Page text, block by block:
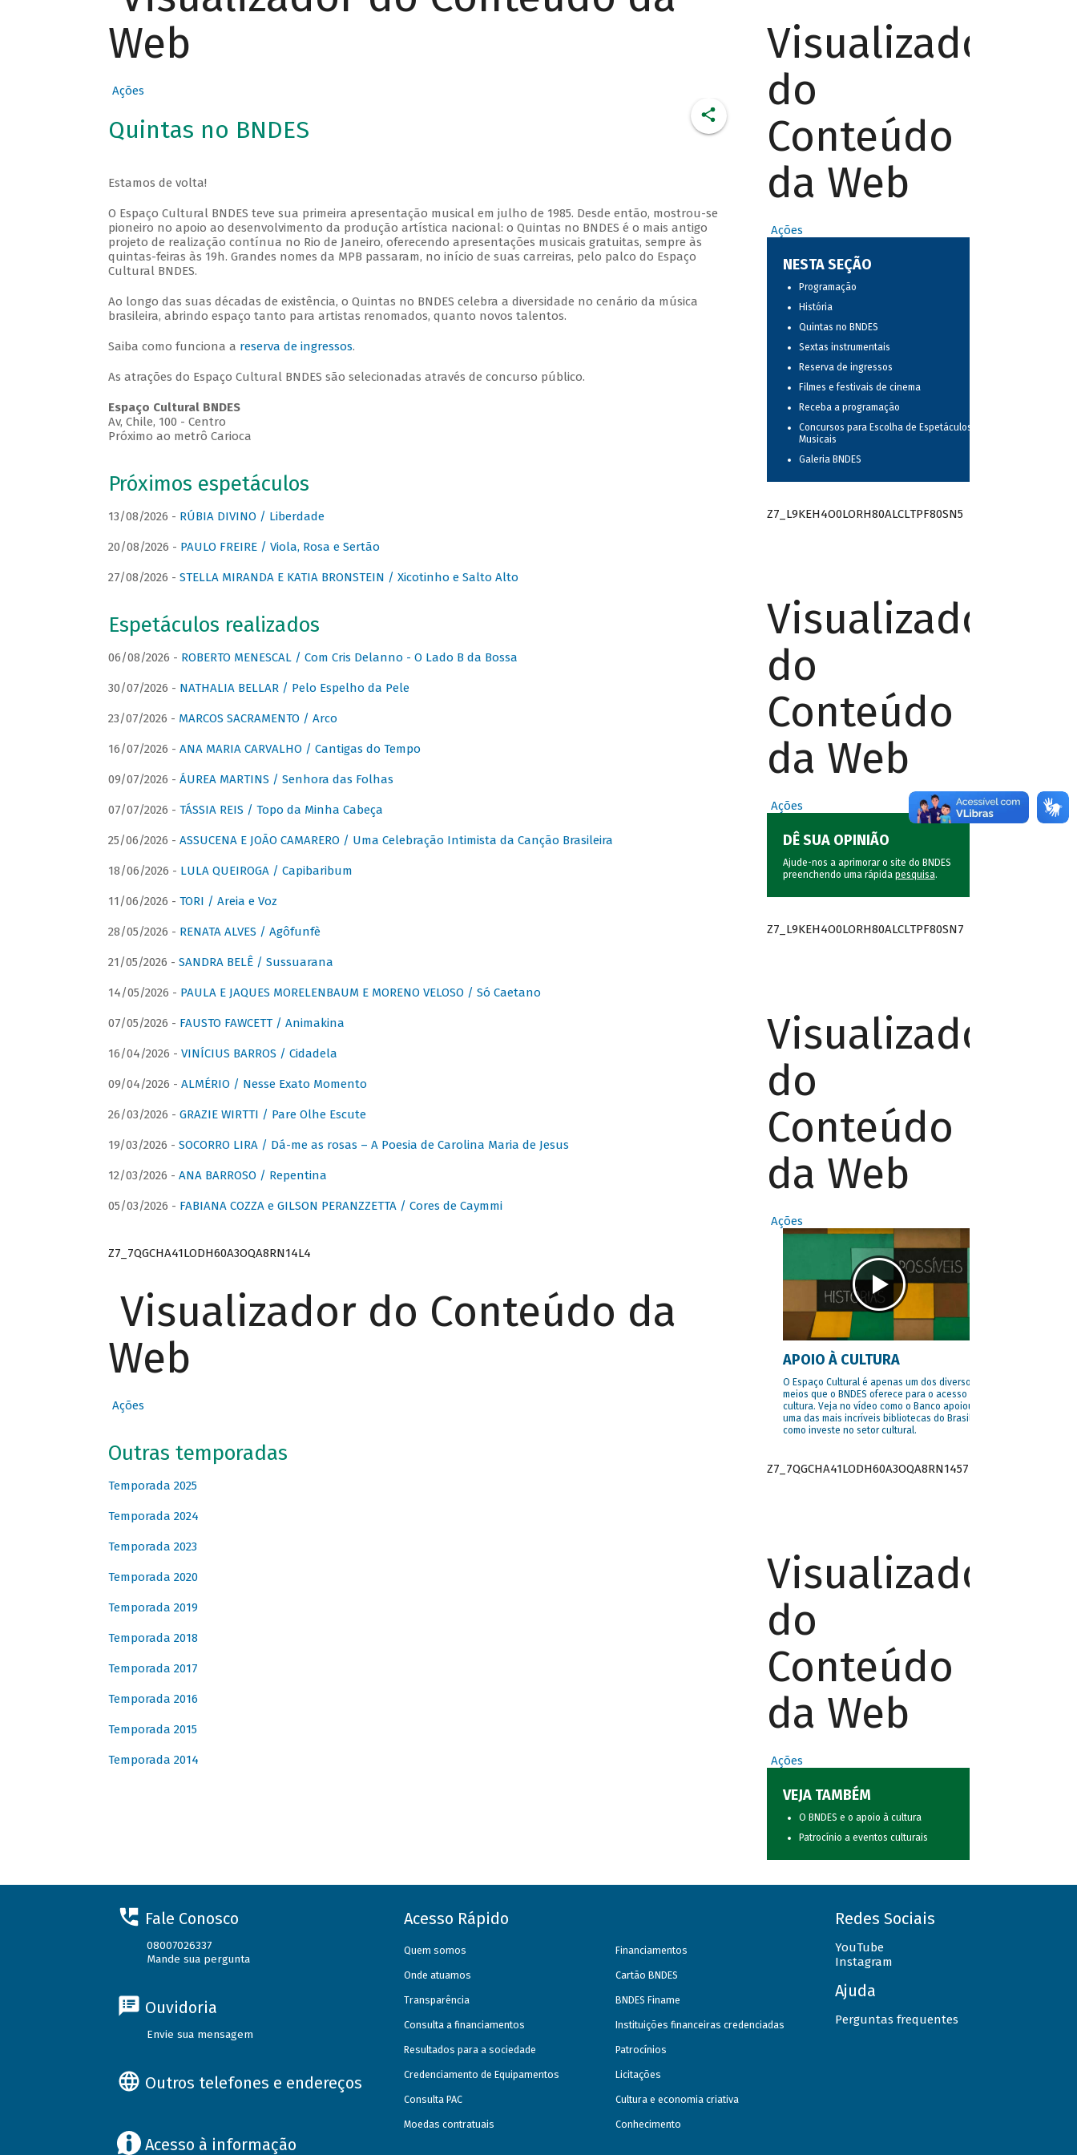
Web
Ações
Quintas no BNDES
Estamos de volta!
O Espaço Cultural BNDES teve sua primeira apresentação musical em julho de 1985. Desde então, mostrou-se
pioneiro no apoio ao desenvolvimento da produção artística nacional: o Quintas no BNDES é o mais antigo
projeto de realização contínua no Rio de Janeiro, oferecendo apresentações musicais gratuitas, sempre às
quintas-feiras às 19h. Grandes nomes da MPB passaram, no início de suas carreiras, pelo palco do Espaço
Cultural BNDES.
Ao longo das suas décadas de existência, o Quintas no BNDES celebra a diversidade no cenário da música
brasileira, abrindo espaço tanto para artistas renomados, quanto novos talentos.
Saiba como funciona a reserva de ingressos.
As atrações do Espaço Cultural BNDES são selecionadas através de concurso público.
Espaço Cultural BNDES
Av, Chile, 100 - Centro
Próximo ao metrô Carioca
Próximos espetáculos
13/08/2026 - RÚBIA DIVINO / Liberdade
20/08/2026 - PAULO FREIRE / Viola, Rosa e Sertão
27/08/2026 - STELLA MIRANDA E KATIA BRONSTEIN / Xicotinho e Salto Alto
Espetáculos realizados
06/08/2026 - ROBERTO MENESCAL / Com Cris Delanno - O Lado B da Bossa
30/07/2026 - NATHALIA BELLAR / Pelo Espelho da Pele
23/07/2026 - MARCOS SACRAMENTO / Arco
16/07/2026 - ANA MARIA CARVALHO / Cantigas do Tempo
09/07/2026 - ÁUREA MARTINS / Senhora das Folhas
07/07/2026 - TÁSSIA REIS / Topo da Minha Cabeça
25/06/2026 - ASSUCENA E JOÃO CAMARERO / Uma Celebração Intimista da Canção Brasileira
18/06/2026 - LULA QUEIROGA / Capibaribum
11/06/2026 - TORI / Areia e Voz
28/05/2026 - RENATA ALVES / Agôfunfè
21/05/2026 - SANDRA BELÊ / Sussuarana
14/05/2026 - PAULA E JAQUES MORELENBAUM E MORENO VELOSO / Só Caetano
07/05/2026 - FAUSTO FAWCETT / Animakina
16/04/2026 - VINÍCIUS BARROS / Cidadela
09/04/2026 - ALMÉRIO / Nesse Exato Momento
26/03/2026 - GRAZIE WIRTTI / Pare Olhe Escute
19/03/2026 - SOCORRO LIRA / Dá-me as rosas – A Poesia de Carolina Maria de Jesus
12/03/2026 - ANA BARROSO / Repentina
05/03/2026 - FABIANA COZZA e GILSON PERANZZETTA / Cores de Caymmi
Z7_7QGCHA41LODH60A3OQA8RN14L4
Visualizador do Conteúdo da
Web
Ações
Outras temporadas
Temporada 2025
Temporada 2024
Temporada 2023
Temporada 2020
Temporada 2019
Temporada 2018
Temporada 2017
Temporada 2016
Temporada 2015
Temporada 2014
Visualizador
do
Conteúdo
da Web
Ações
NESTA SEÇÃO
Programação
História
Quintas no BNDES
Sextas instrumentais
Reserva de ingressos
Filmes e festivais de cinema
Receba a programação
Concursos para Escolha de Espetáculos
Musicais
Galeria BNDES
Z7_L9KEH4O0LORH80ALCLTPF80SN5
Visualizador
do
Conteúdo
da Web
Ações
DÊ SUA OPINIÃO
Ajude-nos a aprimorar o site do BNDES
preenchendo uma rápida pesquisa.
Z7_L9KEH4O0LORH80ALCLTPF80SN7
Visualizador
do
Conteúdo
da Web
Ações
APOIO À CULTURA
O Espaço Cultural é apenas um dos diversos
meios que o BNDES oferece para o acesso à
cultura. Veja no vídeo como o Banco apoiou
uma das mais incríveis bibliotecas do Brasil e
como investe no setor cultural.
Z7_7QGCHA41LODH60A3OQA8RN1457
Visualizador
do
Conteúdo
da Web
Ações
VEJA TAMBÉM
O BNDES e o apoio à cultura
Patrocínio a eventos culturais
Fale Conosco
08007026337
Mande sua pergunta
Ouvidoria
Envie sua mensagem
Outros telefones e endereços
Acesso à informação
Acesso Rápido
Quem somos
Onde atuamos
Transparência
Consulta a financiamentos
Resultados para a sociedade
Credenciamento de Equipamentos
Consulta PAC
Moedas contratuais
Financiamentos
Cartão BNDES
BNDES Finame
Instituições financeiras credenciadas
Patrocínios
Licitações
Cultura e economia criativa
Conhecimento
Redes Sociais
YouTube
Instagram
Ajuda
Perguntas frequentes